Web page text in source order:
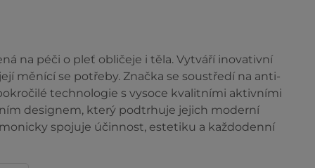
na péči o pleť obličeje i těla. Vytváří inovativní
měnící se potřeby. Značka se soustředí na anti-
technologie s vysoce kvalitními aktivními
designem, který podtrhuje jejich moderní
spojuje účinnost, estetiku a každodenní